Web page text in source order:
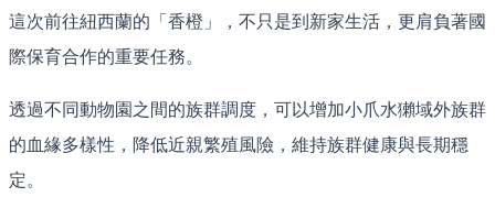
這次前往紐西蘭的「香橙」，不只是到新家生活，更肩負著國
際保育合作的重要任務。
透過不同動物園之間的族群調度，可以增加小爪水獺域外族群
的血緣多樣性，降低近親繁殖風險，維持族群健康與長期穩
定。